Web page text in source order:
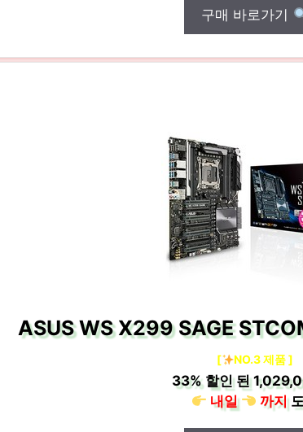
구매 바로가기
ASUS WS X299 SAGE
[ NO.3 제품 ]
33%할인 된
내일
까지